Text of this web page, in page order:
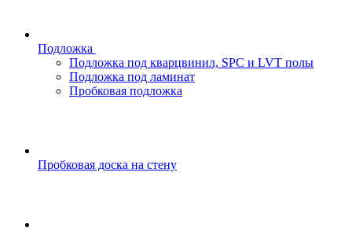
Подложка
Подложка под кварцвинил, SPC и LVT полы
Подложка под ламинат
Пробковая подложка
Пробковая доска на стену